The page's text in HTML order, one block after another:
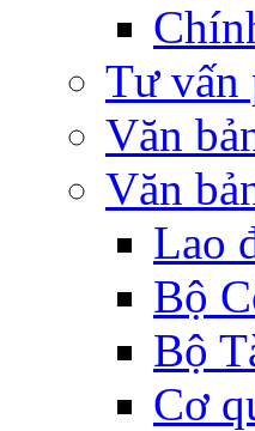
Tư vấn
Văn
Văn
Lao
Bộ
Bộ
Cơ